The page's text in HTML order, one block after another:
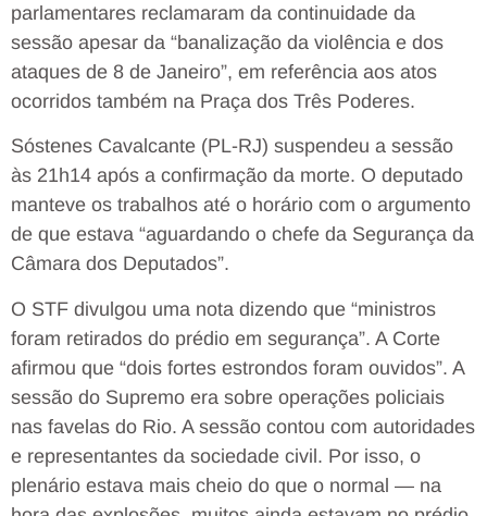
parlamentares reclamaram da continuidade da
sessão apesar da “banalização da violência e dos
ataques de 8 de Janeiro”, em referência aos atos
ocorridos também na Praça dos Três Poderes.
Sóstenes Cavalcante (PL-RJ) suspendeu a sessão
às 21h14 após a confirmação da morte. O deputado
manteve os trabalhos até o horário com o argumento
de que estava “aguardando o chefe da Segurança da
Câmara dos Deputados”.
O STF divulgou uma nota dizendo que “ministros
foram retirados do prédio em segurança”. A Corte
afirmou que “dois fortes estrondos foram ouvidos”. A
sessão do Supremo era sobre operações policiais
nas favelas do Rio. A sessão contou com autoridades
e representantes da sociedade civil. Por isso, o
plenário estava mais cheio do que o normal — na